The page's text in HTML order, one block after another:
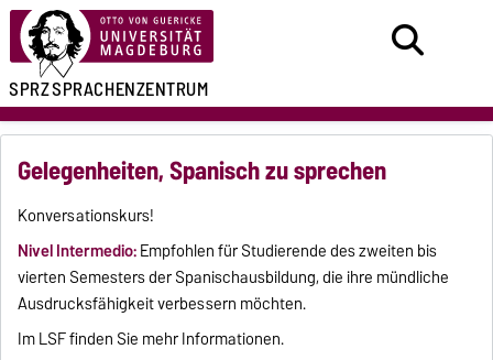
SPRZSPRACHENZENTRUM
Gelegenheiten, Spanisch zu sprechen
Konversationskurs!
Nivel Intermedio:Empfohlen für Studierende des zweiten bis
vierten Semesters der Spanischausbildung, die ihre mündliche
Ausdrucksfähigkeit verbessern möchten.
Im LSF finden Sie mehr Informationen.